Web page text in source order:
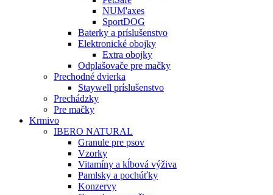
NUM'axes
SportDOG
Baterky a príslušenstvo
Elektronické obojky
Extra obojky
Odplašovače pre mačky
Prechodné dvierka
Staywell príslušenstvo
Prechádzky
Pre mačky
Krmivo
IBERO NATURAL
Granule pre psov
Vzorky
Vitamíny a kĺbová výživa
Pamlsky a pochúťky
Konzervy